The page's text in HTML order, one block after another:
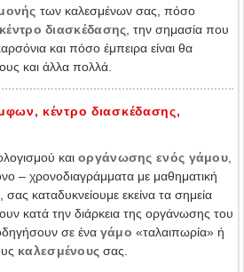
των καλεσμένων σας, πόσο
κέντρο διασκέδασης , την σημασία που
και πόσο έμπειρα είναι θα
και άλλα πολλά.
κέντρο διασκέδασης,
και οργάνωσης ενός γάμου
– χρονοδιαγράμματα με μαθηματική
σας καταδυκνείουμε εκείνα τα σημεία
κατά την διάρκεια της οργάνωσης του
σε ένα γάμο «ταλαιπωρία» ή
καλεσμένους σας.